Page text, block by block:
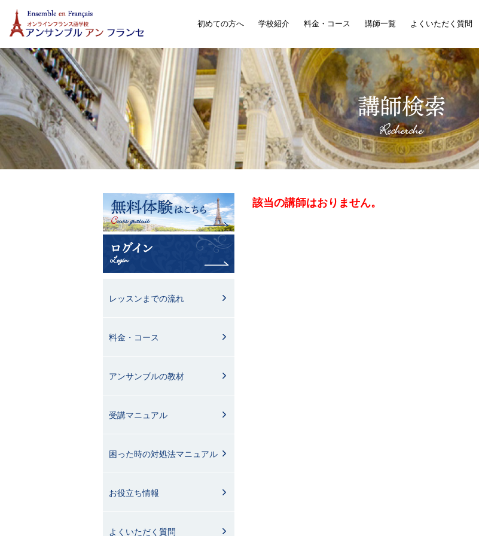
初めての方へ 学校紹介 料金・コース 講師一覧 よくいただく質問
講師検索
該当の講師はおりません。
レッスンまでの流れ
料金・コース
アンサンブルの教材
受講マニュアル
困った時の対処法マニュアル
お役立ち情報
よくいただく質問